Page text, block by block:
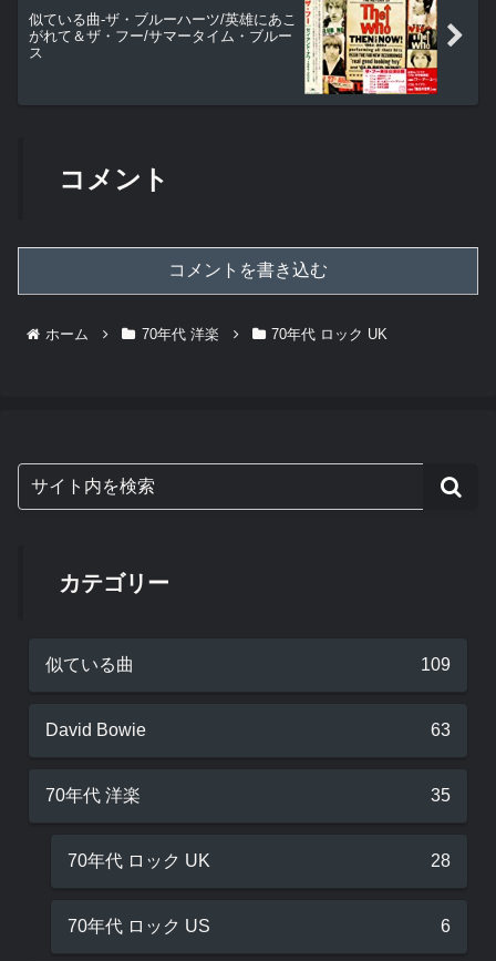
似ている曲-ザ・ブルーハーツ/英雄にあこ
がれて＆ザ・フー/サマータイム・ブルー
ス
コメント
コメントを書き込む
ホーム 70年代 洋楽 70年代 ロック UK
カテゴリー
似ている曲 109
David Bowie 63
70年代 洋楽 35
70年代 ロック UK 28
70年代 ロック US 6